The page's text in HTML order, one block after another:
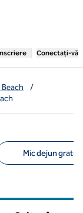
deschide o filă nouă
Conectați-vă
/
Mic dejun gratuit